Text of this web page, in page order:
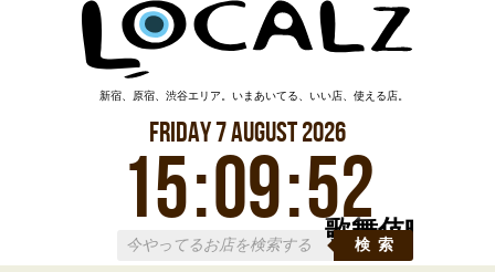
歌舞伎町
新宿、原宿、渋谷エリア。いまあいてる、いい店、使える店。
Friday7August2026
15:09:53
検索